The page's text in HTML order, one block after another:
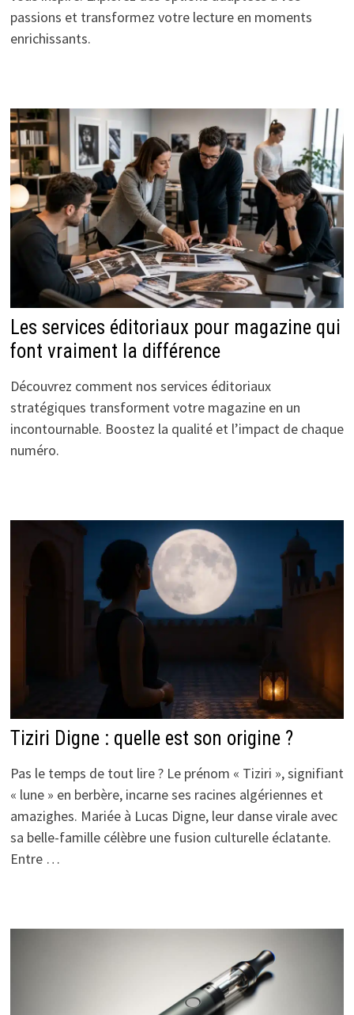
passions et transformez votre lecture en moments
enrichissants.
Les services éditoriaux pour magazine qui
font vraiment la différence
Découvrez comment nos services éditoriaux
stratégiques transforment votre magazine en un
incontournable. Boostez la qualité et l’impact de chaque
numéro.
Tiziri Digne : quelle est son origine ?
Pas le temps de tout lire ? Le prénom « Tiziri », signifiant
« lune » en berbère, incarne ses racines algériennes et
amazighes. Mariée à Lucas Digne, leur danse virale avec
sa belle-famille célèbre une fusion culturelle éclatante.
Entre …